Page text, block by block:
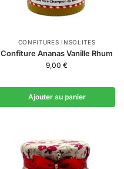
CONFITURES INSOLITES
Confiture Ananas Vanille Rhum
9,00 €
Ajouter au panier